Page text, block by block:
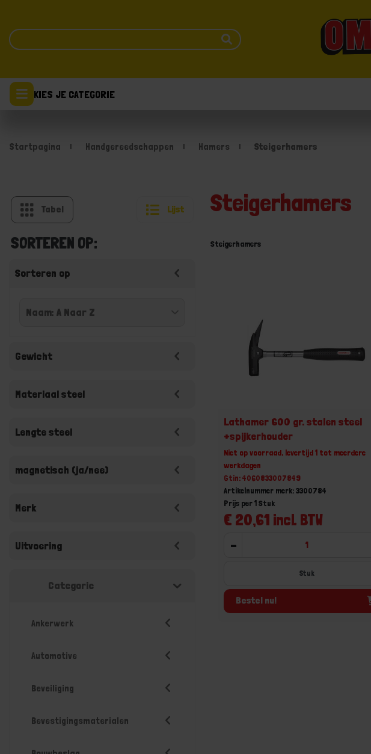
KIES JE CATEGORIE
Startpagina Handgereedschappen Hamers Steigerhamers
Tabel Lijst
SORTEREN OP:
Sorteren op
Gewicht
Materiaal steel
Lengte steel
magnetisch (ja/nee)
Merk
Uitvoering
Categorie
Ankerwerk
Automotive
Beveiliging
Bevestigingsmaterialen
Steigerhamers
Steigerhamers
Lathamer 600 gr. stalen steel
+spijkerhouder
Niet op voorraad, levertijd 1 tot meerdere
werkdagen
Gtin: 4060833007849
Artikelnummer merk: 3300784
€ 20,61 incl. BTW
Prijs per 1 Stuk
-
Stuk
Bestel nu!